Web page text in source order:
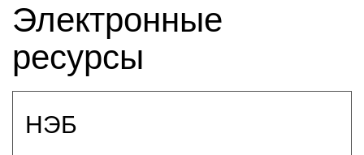
Электронные
ресурсы
НЭБ